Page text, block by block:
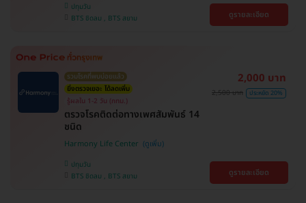
ปทุมวัน
BTS ชิดลม , BTS สยาม
ดูรายละเอียด
รวมโรคที่พบบ่อยแล้ว
ยิ่งตรวจเยอะ ได้ลดเพิ่ม
รู้ผลใน 1-2 วัน (กทม.)
ตรวจโรคติดต่อทางเพศสัมพันธ์ 14
ชนิด
Harmony Life Center
ปทุมวัน
BTS ชิดลม , BTS สยาม
2,000 บาท
2,500 บาท ประหยัด 20%
ดูรายละเอียด